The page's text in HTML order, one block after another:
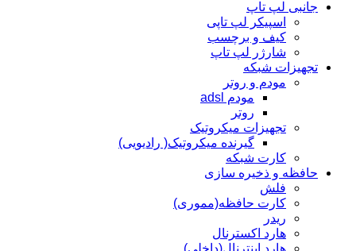
جانبی لپ تاپ
اسپیکر لپ تاپی
کیف و برچسب
شارژر لپ تاپ
تجهیزات شبکه
مودم و روتر
مودم adsl
روتر
تجهیزات میکروتیک
گیرنده میکروتیک( رادیویی)
کارت شبکه
حافظه و ذخیره سازی
فلش
کارت حافظه(مموری)
ریدر
هارد اکسترنال
هارد اینترنال(داخلی)